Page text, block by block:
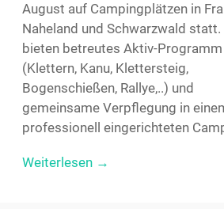
August auf Campingplätzen in
Naheland und Schwarzwald statt.
bieten betreutes Aktiv-Programm
(Klettern, Kanu, Klettersteig,
Bogenschießen, Rallye,..) und
gemeinsame Verpflegung in
professionell eingerichteten
Weiterlesen →